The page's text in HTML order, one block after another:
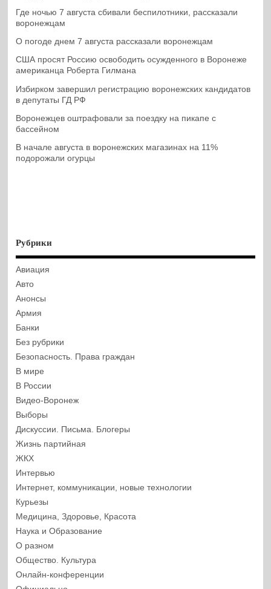
Где ночью 7 августа сбивали беспилотники, рассказали
воронежцам
О погоде днем 7 августа рассказали воронежцам
США просят Россию освободить осужденного в Воронеже
американца Роберта Гилмана
Избирком завершил регистрацию воронежских кандидатов
в депутаты ГД РФ
Воронежцев оштрафовали за поездку на пикапе с
бассейном
В начале августа в воронежских магазинах на 11%
подорожали огурцы
Рубрики
Авиация
Авто
Анонсы
Армия
Банки
Без рубрики
Безопасность. Права граждан
В мире
В России
Видео-Воронеж
Выборы
Дискуссии. Письма. Блогеры
Жизнь партийная
ЖКХ
Интервью
Интернет, коммуникации, новые технологии
Курьезы
Медицина, Здоровье, Красота
Наука и Образование
О разном
Общество. Культура
Онлайн-конференции